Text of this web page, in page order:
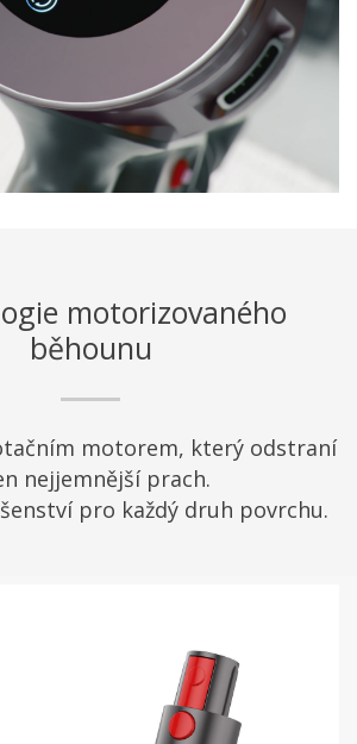
motorizovaného
běhounu
motorem, který odstraní
nejjemnější prach.
pro každý druh povrchu.